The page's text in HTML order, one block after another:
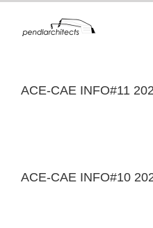
content
ACE-CAE INFO#11
ACE-CAE INFO#10